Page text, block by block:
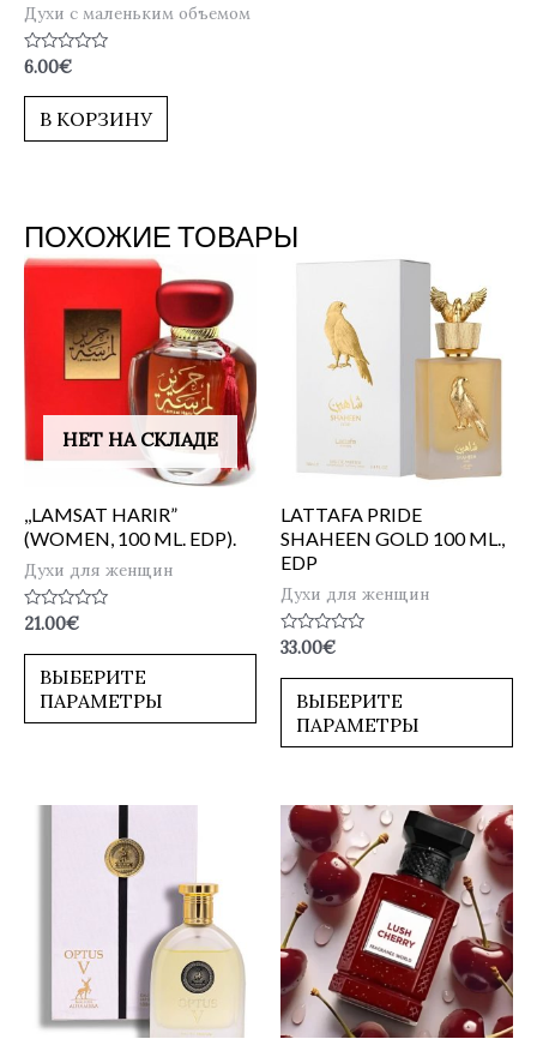
Духи с маленьким объемом
Оценка
из
6.00€
В КОРЗИНУ
ПОХОЖИЕ ТОВАРЫ
НЕТ НА СКЛАДЕ
,,LAMSAT HARIR”
(WOMEN, 100 ML. EDP).
Духи для женщин
Оценка
из
21.00€
ВЫБЕРИТЕ
ПАРАМЕТРЫ
LATTAFA PRIDE
SHAHEEN GOLD 100 ML.,
EDP
Духи для женщин
Оценка
из
33.00€
ВЫБЕРИТЕ
ПАРАМЕТРЫ